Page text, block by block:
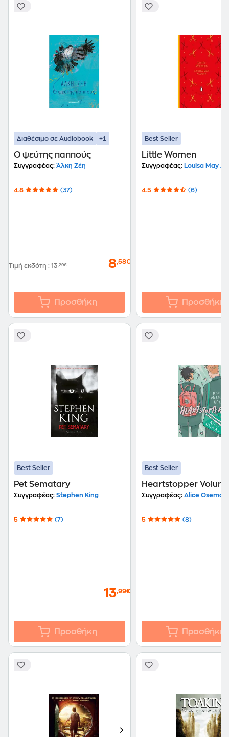
Διαθέσιμο σε Audiobook +1
Ο ψεύτης παππούς
Συγγραφέας: Άλκη Ζέη
4.8 (37)
Τιμή εκδότη : 13,29€ 8,58€
Προσθήκη
Best Seller
Little Women
Συγγραφέας: Louisa May
4.5 (6)
Προσθήκη
Best Seller
Pet Sematary
Συγγραφέας: Stephen King
5 (7)
13,99€
Προσθήκη
Best Seller
Heartstopper
Συγγραφέας: Alice Oseman
5 (8)
Προσθήκη